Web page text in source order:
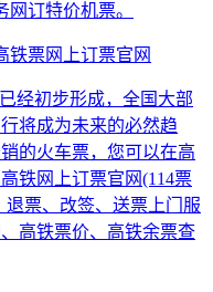
订特价机票。
铁票网上订票官网
经初步形成，全国大部
将成为未来的必然趋
的火车票，您可以在高
铁网上订票官网(114票
票、改签、送票上门服
高铁票价、高铁余票查